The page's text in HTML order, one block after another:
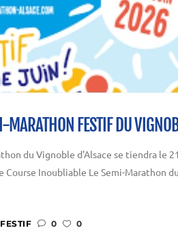
FESTIF DU
du Vignoble d'Alsace se tiendra
Inoubliable Le Semi-Marathon
0 0